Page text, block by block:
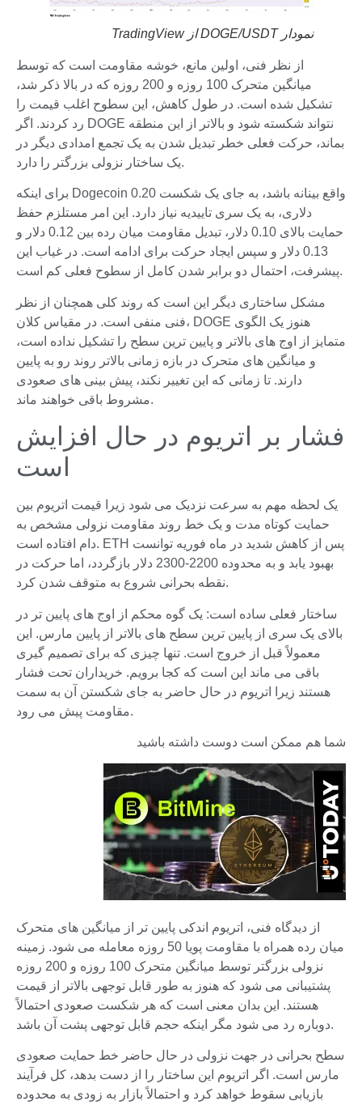
نمودار DOGE/USDT از TradingView
از نظر فنی، اولین مانع، خوشه مقاومت است که توسط
میانگین متحرک 100 روزه و 200 روزه که در بالا ذکر شد،
تشکیل شده است. در طول کاهش، این سطوح اغلب قیمت را
رد کردند. اگر DOGE نتواند شکسته شود و بالاتر از این منطقه
بماند، حرکت فعلی خطر تبدیل شدن به یک تجمع امدادی دیگر در
یک ساختار نزولی بزرگتر را دارد.
برای اینکه Dogecoin واقع بینانه باشد، به جای یک شکست 0.20
دلاری، به یک سری تاییدیه نیاز دارد. این امر مستلزم حفظ
حمایت بالای 0.10 دلار، تبدیل مقاومت میان رده بین 0.12 دلار و
0.13 دلار و سپس ایجاد حرکت برای ادامه است. در غیاب این
پیشرفت، احتمال دو برابر شدن کامل از سطوح فعلی کم است.
مشکل ساختاری دیگر این است که روند کلی همچنان از نظر
فنی منفی است. در مقیاس کلان، DOGE هنوز یک الگوی
متمایز از اوج های بالاتر و پایین ترین سطح را تشکیل نداده است،
و میانگین های متحرک در بازه زمانی بالاتر روند رو به پایین
دارند. تا زمانی که این تغییر نکند، پیش بینی های صعودی
مشروط باقی خواهند ماند.
فشار بر اتریوم در حال افزایش
است
یک لحظه مهم به سرعت نزدیک می شود زیرا قیمت اتریوم بین
حمایت کوتاه مدت و یک خط روند مقاومت نزولی مشخص به
دام افتاده است. ETH پس از کاهش شدید در ماه فوریه توانست
بهبود یابد و به محدوده 2200-2300 دلار بازگردد، اما حرکت در
نقطه بحرانی شروع به متوقف شدن کرد.
ساختار فعلی ساده است: یک گوه محکم از اوج های پایین تر در
بالای یک سری از پایین ترین سطح های بالاتر از پایین مارس. این
معمولاً قبل از خروج است. تنها چیزی که برای تصمیم گیری
باقی می ماند این است که کجا برویم. خریداران تحت فشار
هستند زیرا اتریوم در حال حاضر به جای شکستن آن به سمت
مقاومت پیش می رود.
شما هم ممکن است دوست داشته باشید
از دیدگاه فنی، اتریوم اندکی پایین تر از میانگین های متحرک
میان رده همراه با مقاومت پویا 50 روزه معامله می شود. زمینه
نزولی بزرگتر توسط میانگین متحرک 100 روزه و 200 روزه
پشتیبانی می شود که هنوز به طور قابل توجهی بالاتر از قیمت
هستند. این بدان معنی است که هر شکست صعودی احتمالاً
دوباره رد می شود مگر اینکه حجم قابل توجهی پشت آن باشد.
سطح بحرانی در جهت نزولی در حال حاضر خط حمایت صعودی
مارس است. اگر اتریوم این ساختار را از دست بدهد، کل فرآیند
بازیابی سقوط خواهد کرد و احتمالاً بازار به زودی به محدوده